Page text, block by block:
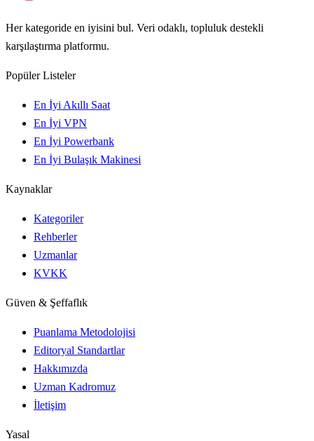
Her kategoride en iyisini bul. Veri odaklı, topluluk destekli
karşılaştırma platformu.
Popüler Listeler
En İyi Akıllı Saat
En İyi VPN
En İyi Powerbank
En İyi Bulaşık Makinesi
Kaynaklar
Kategoriler
Rehberler
Uzmanlar
KVKK
Güven & Şeffaflık
Puanlama Metodolojisi
Editoryal Standartlar
Hakkımızda
Uzman Kadromuz
İletişim
Yasal